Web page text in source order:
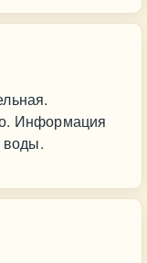
Информация
воды.